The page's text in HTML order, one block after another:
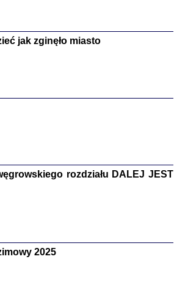
GAZETĘ NIEMIECKĄ ...
Warszawa 2019
jak zginęło miasto
rozdziału DALEJ JEST
2025